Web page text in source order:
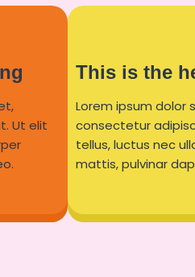
Ut elit
This is the
Lorem ipsum dolor
consectetur
tellus, luctus nec
mattis, pulvinar